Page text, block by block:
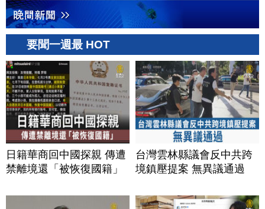
要聞一週最 HOT
日籍華商回中國探親 傳遭
禁離境還「被恢復國籍」
台灣雲林縣議會反中共跨
境鎮壓提案 無異議通過